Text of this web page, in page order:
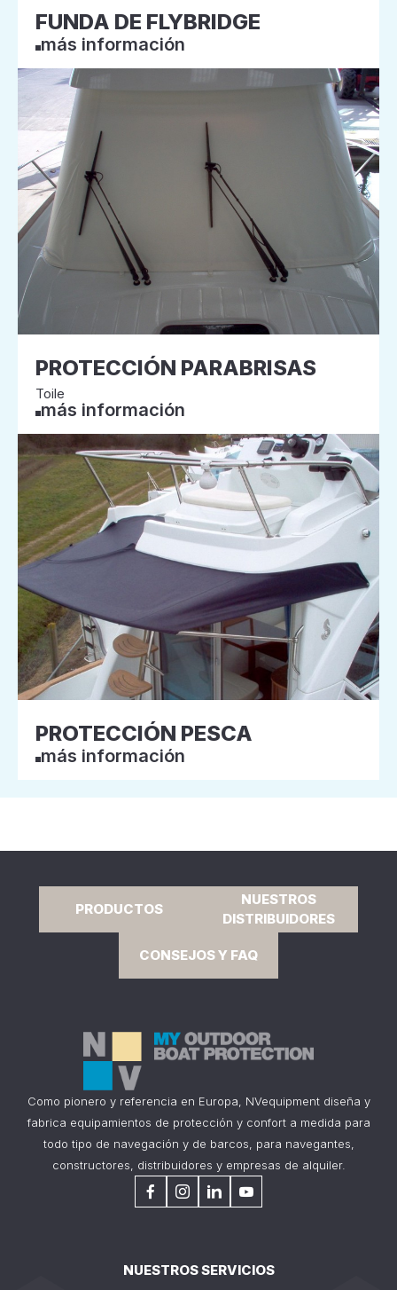
FUNDA DE FLYBRIDGE
más información
PROTECCIÓN PARABRISAS
Toile
más información
PROTECCIÓN PESCA
más información
PRODUCTOS
NUESTROS
DISTRIBUIDORES
CONSEJOS Y FAQ
Como pionero y referencia en Europa, NVequipment diseña y
fabrica equipamientos de protección y confort a medida para
todo tipo de navegación y de barcos, para navegantes,
constructores, distribuidores y empresas de alquiler.
NUESTROS SERVICIOS